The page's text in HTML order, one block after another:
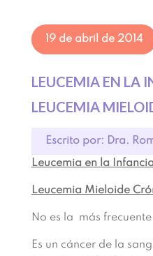
19 de abril de 2014
LEUCEMIA EN LA
LEUCEMIA
Escrito por: Dra.
Leucemia en la Infancia
Leucemia Mieloide
No es la más
Es un cáncer de la